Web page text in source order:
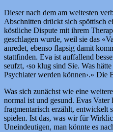
Dieser nach dem am weitesten
Abschnitten drückt sich spöttisch
köstliche Dispute mit ihrem
geschlagen wurde, weil sie das
anredet, ebenso flapsig damit
stattfinden. Eva ist auffallend
seufzt, ‹so klug sind Sie. Was
Psychiater werden können›.» Die
Was sich zunächst wie eine
normal ist und gesund. Evas
fragmentarisch erzählt, entwickelt
spielen. Ist das, was wir für
Uneindeutigen, man könnte es